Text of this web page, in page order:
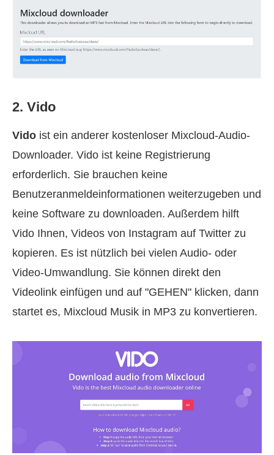
2. Vido
Vido ist ein anderer kostenloser Mixcloud-Audio-
Downloader. Vido ist keine Registrierung
erforderlich. Sie brauchen keine
Benutzeranmeldeinformationen weiterzugeben und
keine Software zu downloaden. Außerdem hilft
Vido Ihnen, Videos von Instagram auf Twitter zu
kopieren. Es ist nützlich bei vielen Audio- oder
Video-Umwandlung. Sie können direkt den
Videolink einfügen und auf "GEHEN" klicken, dann
startet es, Mixcloud Musik in MP3 zu konvertieren.